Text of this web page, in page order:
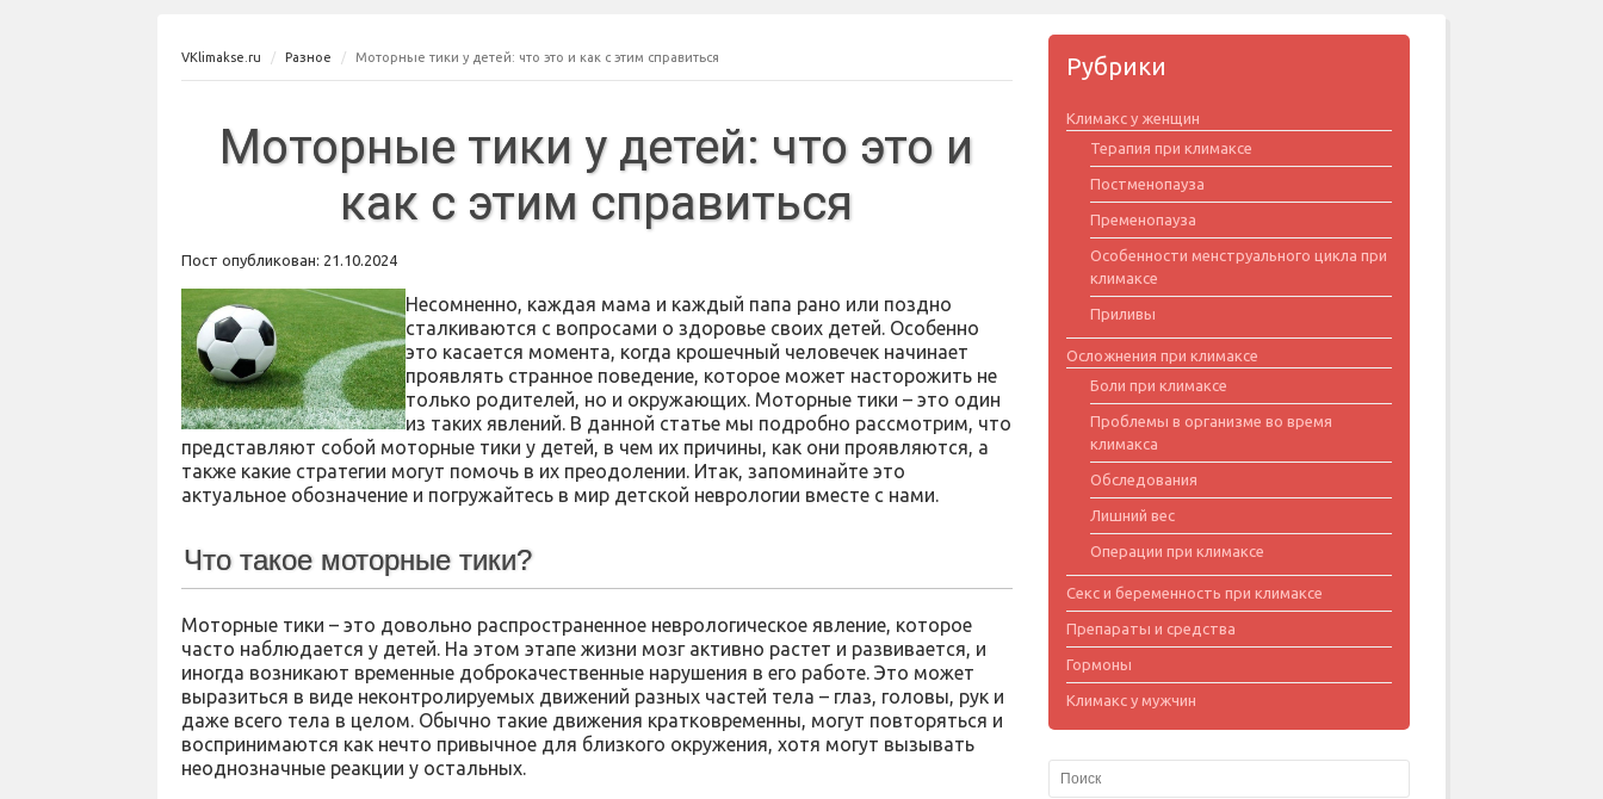
VKlimakse.ru Разное Моторные тики у детей: что это и как с этим справиться
Моторные тики у детей: что это и
как с этим справиться
Пост опубликован: 21.10.2024
Несомненно, каждая мама и каждый папа рано или поздно
сталкиваются с вопросами о здоровье своих детей. Особенно
это касается момента, когда крошечный человечек начинает
проявлять странное поведение, которое может насторожить не
только родителей, но и окружающих. Моторные тики – это один
из таких явлений. В данной статье мы подробно рассмотрим, что
представляют собой моторные тики у детей, в чем их причины, как они проявляются, а
также какие стратегии могут помочь в их преодолении. Итак, запоминайте это
актуальное обозначение и погружайтесь в мир детской неврологии вместе с нами.
Что такое моторные тики?
Моторные тики – это довольно распространенное неврологическое явление, которое
часто наблюдается у детей. На этом этапе жизни мозг активно растет и развивается, и
иногда возникают временные доброкачественные нарушения в его работе. Это может
выразиться в виде неконтролируемых движений разных частей тела – глаз, головы, рук и
даже всего тела в целом. Обычно такие движения кратковременны, могут повторяться и
воспринимаются как нечто привычное для близкого окружения, хотя могут вызывать
неоднозначные реакции у остальных.
Рубрики
Климакс у женщин
Терапия при климаксе
Постменопауза
Пременопауза
Особенности менструального цикла при
климаксе
Приливы
Осложнения при климаксе
Боли при климаксе
Проблемы в организме во время
климакса
Обследования
Лишний вес
Операции при климаксе
Секс и беременность при климаксе
Препараты и средства
Гормоны
Климакс у мужчин